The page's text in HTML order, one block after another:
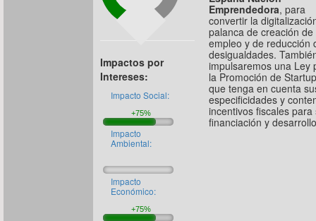
Impactos por
Intereses:
Impacto Social:
Impacto
Ambiental:
Impacto
Económico:
Emprendedora, para
convertir la
palanca de creación de
empleo y de reducción
desigualdades.
impulsaremos una Ley
la Promoción de
que tenga en cuenta
especificidades y
incentivos fiscales para
financiación y